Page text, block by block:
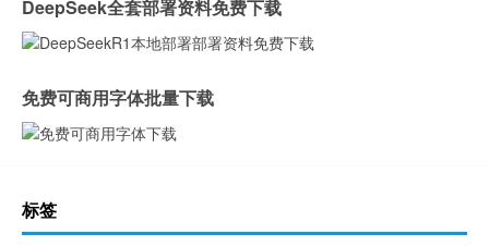
DeepSeek全套部署资料免费下载
免费可商用字体批量下载
标签